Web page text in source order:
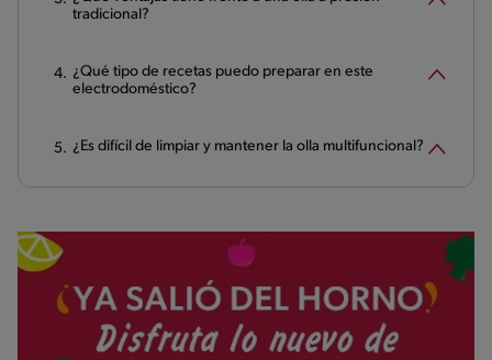
tradicional?
¿Qué tipo de recetas puedo preparar en este
electrodoméstico?
¿Es difícil de limpiar y mantener la olla multifuncional?